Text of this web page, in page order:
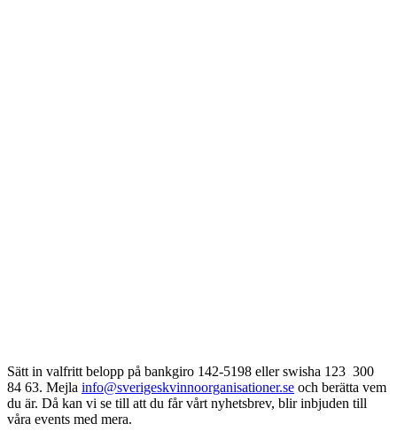
Sätt in valfritt belopp på bankgiro 142-5198 eller swisha 123 300
84 63. Mejla info@sverigeskvinnoorganisationer.se och berätta vem
du är. Då kan vi se till att du får vårt nyhetsbrev, blir inbjuden till
våra events med mera.